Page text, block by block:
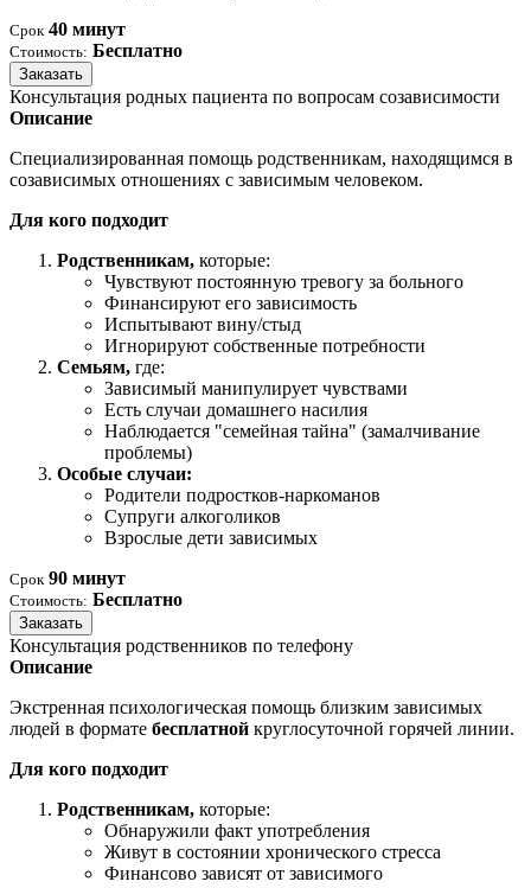
Срок 40 минут
Стоимость: Бесплатно
Заказать
Консультация родных пациента по вопросам созависимости
Описание
Специализированная помощь родственникам, находящимся в
созависимых отношениях с зависимым человеком.
Для кого подходит
Родственникам, которые:
Чувствуют постоянную тревогу за больного
Финансируют его зависимость
Испытывают вину/стыд
Игнорируют собственные потребности
Семьям, где:
Зависимый манипулирует чувствами
Есть случаи домашнего насилия
Наблюдается "семейная тайна" (замалчивание
проблемы)
Особые случаи:
Родители подростков-наркоманов
Супруги алкоголиков
Взрослые дети зависимых
Срок 90 минут
Стоимость: Бесплатно
Заказать
Консультация родственников по телефону
Описание
Экстренная психологическая помощь близким зависимых
людей в формате бесплатной круглосуточной горячей линии.
Для кого подходит
Родственникам, которые:
Обнаружили факт употребления
Живут в состоянии хронического стресса
Финансово зависят от зависимого